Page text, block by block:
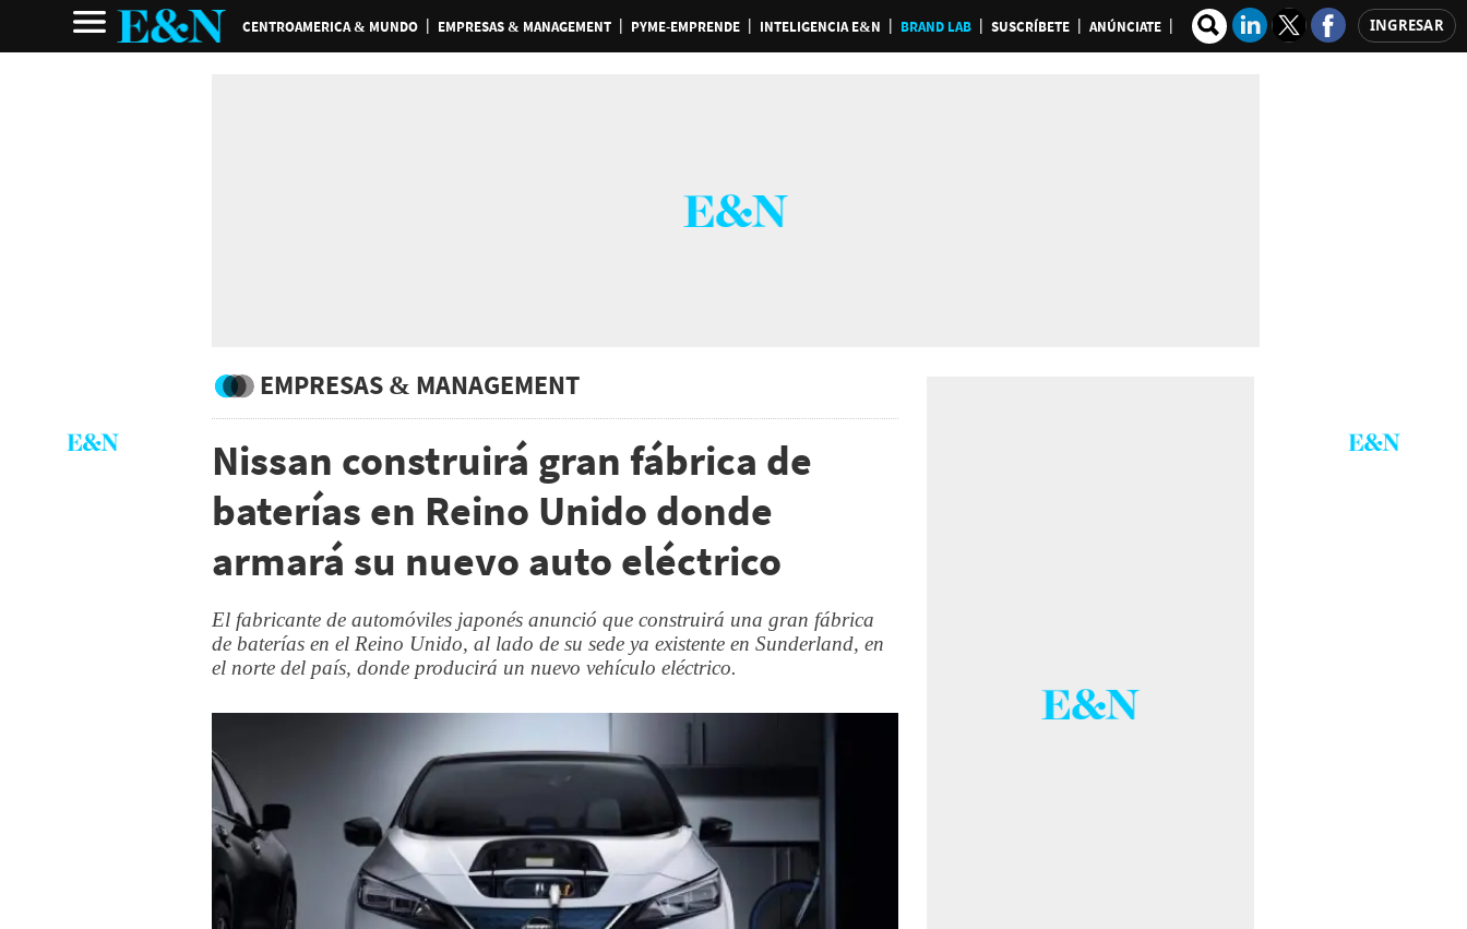
CENTROAMERICA & MUNDO EMPRESAS & MANAGEMENT PYME-EMPRENDE INTELIGENCIA E&N BRAND LAB SUSCRÍBETE ANÚNCIATE INGRESAR
EMPRESAS & MANAGEMENT
Nissan construirá gran fábrica de
baterías en Reino Unido donde
armará su nuevo auto eléctrico
El fabricante de automóviles japonés anunció que construirá una gran fábrica
de baterías en el Reino Unido, al lado de su sede ya existente en Sunderland, en
el norte del país, donde producirá un nuevo vehículo eléctrico.